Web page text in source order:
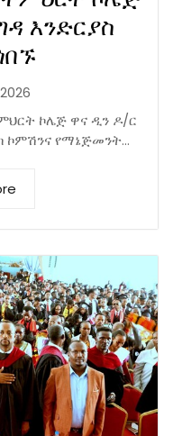
እንድርያስ
ኮሌጅ ዋና ዲን ዶ/ር
ኮምሽንና የማኔጅመንት...